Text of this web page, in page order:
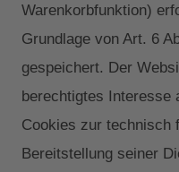
Warenkorbfunktion)
Grundlage von Art. 6
gespeichert. Der
berechtigtes Interesse
Cookies zur technisch
Bereitstellung seiner